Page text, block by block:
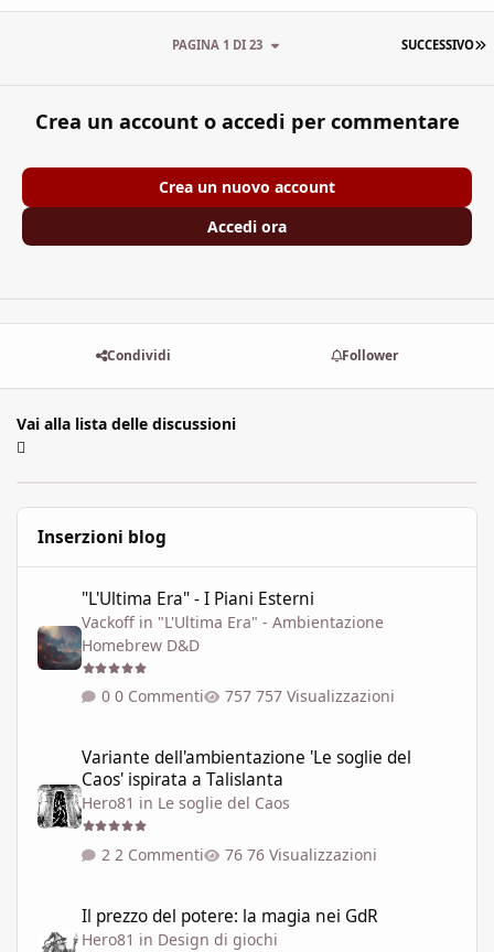
SUCCESSIVO
PAGINA 1 DI 23
Crea un account o accedi per commentare
Crea un nuovo account
Accedi ora
Condividi Follower
Vai alla lista delle discussioni
Inserzioni blog
"L'Ultima Era" - I Piani Esterni
Vackoff in "L'Ultima Era" - Ambientazione
Homebrew D&D
0 Commenti 757 Visualizzazioni
Variante dell'ambientazione 'Le soglie del
Caos' ispirata a Talislanta
Hero81 in Le soglie del Caos
2 Commenti 76 Visualizzazioni
Il prezzo del potere: la magia nei GdR
Hero81 in Design di giochi